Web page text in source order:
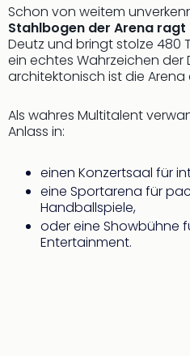
Schon von weitem
Stahlbogen der Arena ragt
Deutz und bringt stolze 480
ein echtes Wahrzeichen
architektonisch ist die Arena
Als wahres Multitalent
Anlass in:
einen Konzertsaal für
eine Sportarena für
Handballspiele,
oder eine Showbühne
Entertainment.